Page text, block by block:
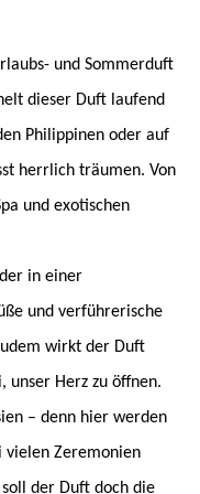
und Sommerduft
dieser Duft laufend
Philippinen oder auf
herrlich träumen. Von
und exotischen
in einer
und verführerische
wirkt der Duft
unser Herz zu öffnen.
– denn hier werden
vielen Zeremonien
der Duft doch die